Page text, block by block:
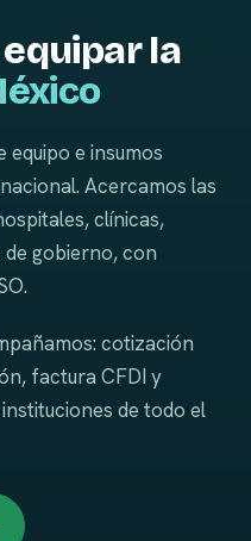
la
equipo e insumos
Acercamos las
clínicas,
gobierno, con
cotización
factura CFDI y
de todo el